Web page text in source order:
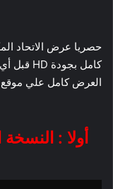
كامل بجودة HD قبل أي حد
العرض كامل علي موقع
أولا :